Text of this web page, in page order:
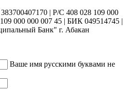
| Р/С 408 028 109 000
000 000 007 45 | БИК 049514745 |
Банк" г. Абакан
Ваше имя русскими буквами не